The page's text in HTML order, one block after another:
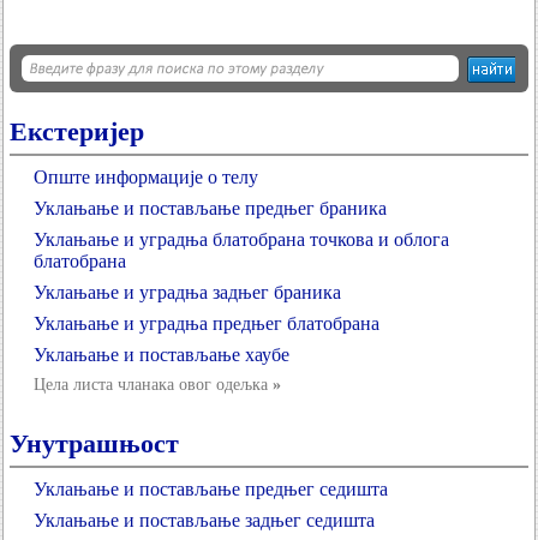
Екстеријер
Опште информације о телу
Уклањање и постављање предњег браника
Уклањање и уградња блатобрана точкова и облога
блатобрана
Уклањање и уградња задњег браника
Уклањање и уградња предњег блатобрана
Уклањање и постављање хаубе
Цела листа чланака овог одељка »
Унутрашњост
Уклањање и постављање предњег седишта
Уклањање и постављање задњег седишта